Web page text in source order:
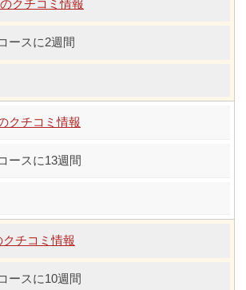
クチコミ情報
ースに2週間
クチコミ情報
ースに13週間
クチコミ情報
ースに10週間